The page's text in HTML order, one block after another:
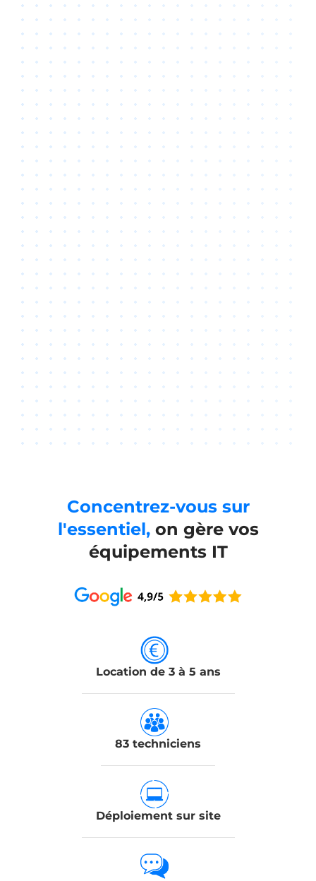
Concentrez-vous sur
l'essentiel,on gère vos
équipements IT
Location de 3 à 5 ans
83 techniciens
Déploiement sur site